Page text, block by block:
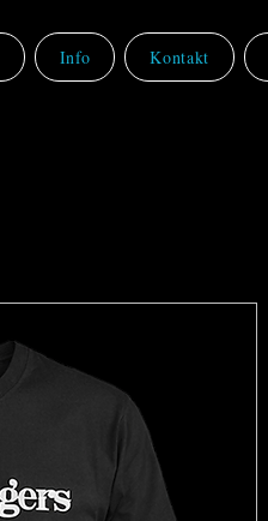
Info Kontakt